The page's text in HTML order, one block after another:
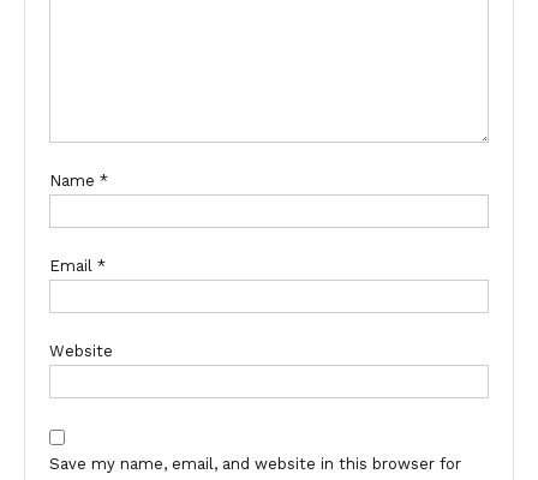
Name *
Email *
Website
Save my name, email, and website in this browser for